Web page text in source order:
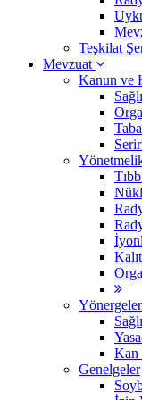
Teşkilat
Mevzuat
Kanun ve
Yönergeler
Kan
Genelgeler